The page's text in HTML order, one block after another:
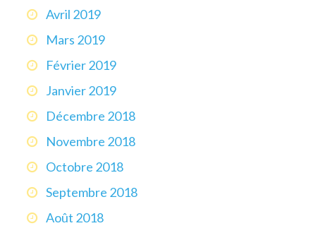
Avril 2019
Mars 2019
Février 2019
Janvier 2019
Décembre 2018
Novembre 2018
Octobre 2018
Septembre 2018
Août 2018